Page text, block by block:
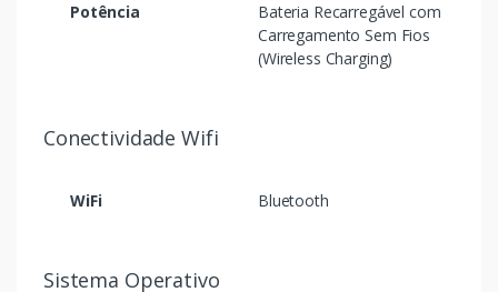
Potência
Bateria Recarregável com
Carregamento Sem Fios
(Wireless Charging)
Conectividade Wifi
WiFi Bluetooth
Sistema Operativo